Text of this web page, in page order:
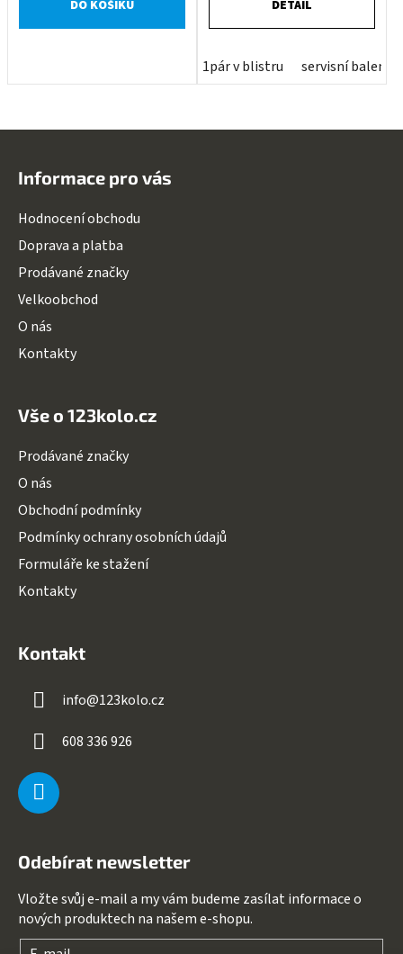
DO KOŠÍKU DETAIL
1pár v blistru servisní balení
Informace pro vás
Hodnocení obchodu
Doprava a platba
Prodávané značky
Velkoobchod
O nás
Kontakty
Vše o 123kolo.cz
Prodávané značky
O nás
Obchodní podmínky
Podmínky ochrany osobních údajů
Formuláře ke stažení
Kontakty
Kontakt
info@123kolo.cz
608 336 926
Odebírat newsletter
Vložte svůj e-mail a my vám budeme zasílat informace o
nových produktech na našem e-shopu.